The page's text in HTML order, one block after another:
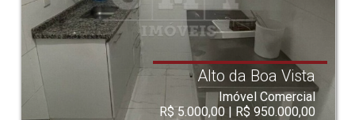
Alto da Boa Vista
Imóvel Comercial
R$ 5.000,00 | R$ 950.000,00